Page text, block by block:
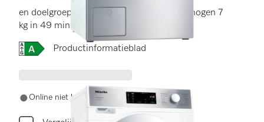
en doelgroepspecifieke programma's. Vermogen 7
kg in 49 min .
Online Label Flag, Energielabel
Productinformatieblad
Online niet beschikbaar